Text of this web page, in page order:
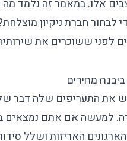
אלו. במאמר זה נלמד מה
חברת ניקיון
לפני ששוכרים את
מחירים
יש את התעריפים שלה דבר
למעשה אם אתם נמצאים
האריזות ושלל